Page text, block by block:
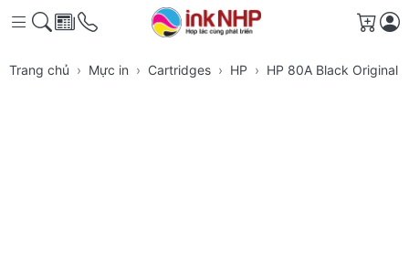
Giỏ
Trang chủ Mực in Cartridges HP HP 80A Black Original